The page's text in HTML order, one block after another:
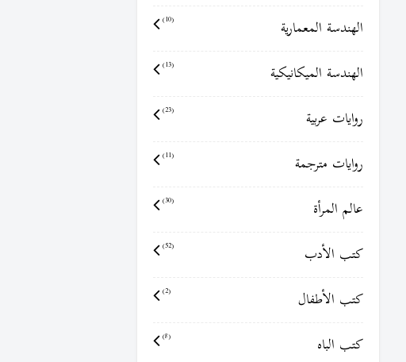
الهندسة المعمارية (10)
الهندسة الميكانيكية (13)
روايات عربية (23)
روايات مترجمة (11)
عالم المرأة (30)
كتب الأدب (52)
كتب الأطفال (2)
كتب الباه (8)